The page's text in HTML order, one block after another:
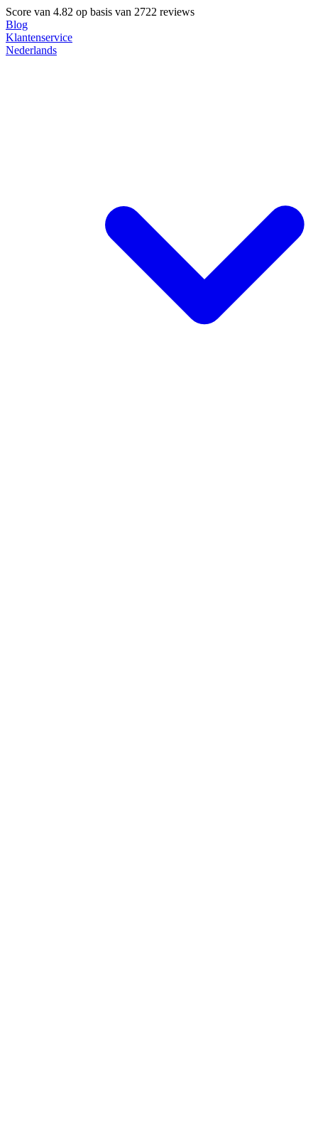
Score van 4.82 op basis van 2722 reviews
Blog
Klantenservice
Nederlands